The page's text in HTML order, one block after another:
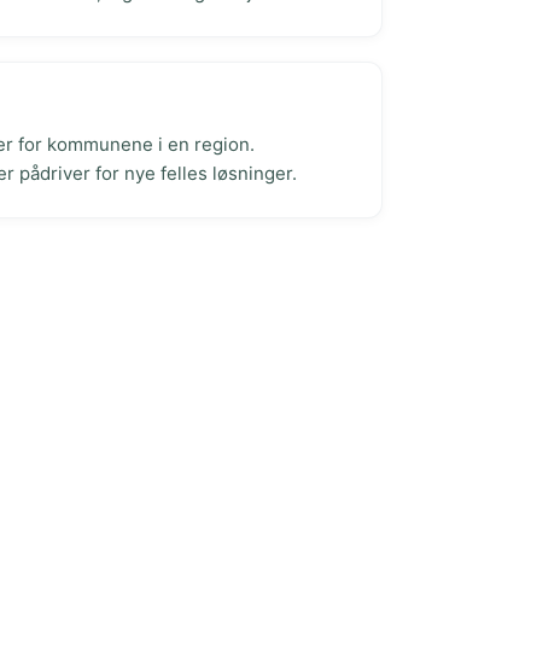
for kommunene i en region.
pådriver for nye felles løsninger.